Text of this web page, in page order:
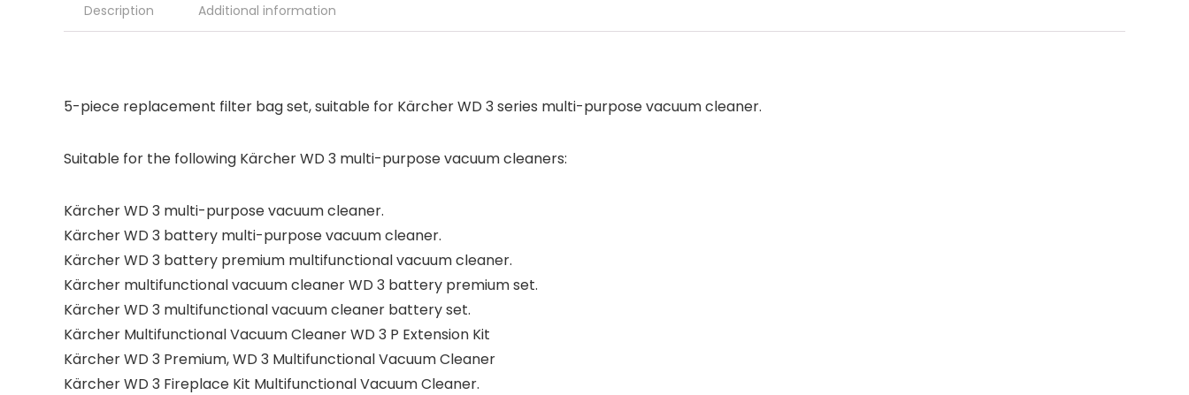
Description Additional information
5-piece replacement filter bag set, suitable for Kärcher WD 3 series multi-purpose vacuum cleaner.
Suitable for the following Kärcher WD 3 multi-purpose vacuum cleaners:
Kärcher WD 3 multi-purpose vacuum cleaner.
Kärcher WD 3 battery multi-purpose vacuum cleaner.
Kärcher WD 3 battery premium multifunctional vacuum cleaner.
Kärcher multifunctional vacuum cleaner WD 3 battery premium set.
Kärcher WD 3 multifunctional vacuum cleaner battery set.
Kärcher Multifunctional Vacuum Cleaner WD 3 P Extension Kit
Kärcher WD 3 Premium, WD 3 Multifunctional Vacuum Cleaner
Kärcher WD 3 Fireplace Kit Multifunctional Vacuum Cleaner.